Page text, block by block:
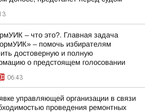
– что это?. Главная задача
– помочь избирателям
достоверную и полную
о предстоящем голосовании
06:43
управляющей организации в связи
проведения ремонтных